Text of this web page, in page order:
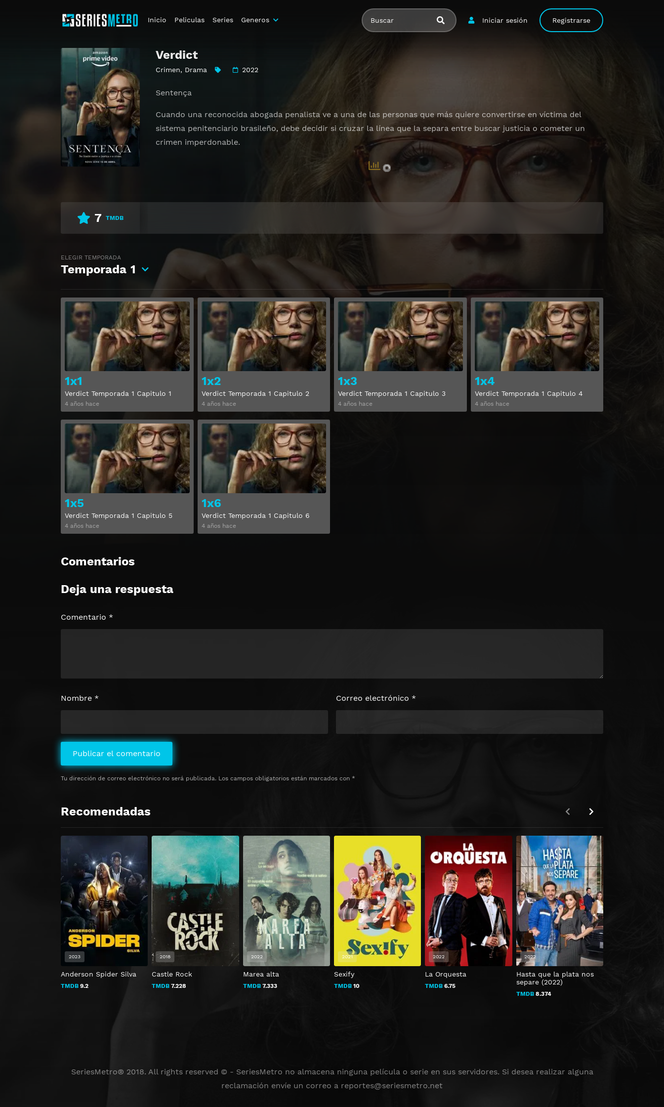
Iniciar sesión Registrarse
Inicio Peliculas Series Generos
Verdict
Crimen, Drama 2022
Sentença
Cuando una reconocida abogada penalista ve a una de las personas que más quiere convertirse en víctima del
sistema penitenciario brasileño, debe decidir si cruzar la línea que la separa entre buscar justicia o cometer un
crimen imperdonable.
7 TMDB
ELEGIR TEMPORADA
Temporada 1
1x1
Verdict Temporada 1 Capitulo 1
4 años hace
Ver
1x2
Verdict Temporada 1 Capitulo 2
4 años hace
Ver
1x3
Verdict Temporada 1 Capitulo 3
4 años hace
Ver
1x4
Verdict Temporada 1 Capitulo 4
4 años hace
1x5
Verdict Temporada 1 Capitulo 5
4 años hace
Ver
1x6
Verdict Temporada 1 Capitulo 6
4 años hace
Comentarios
Deja una respuesta
Tu dirección de correo electrónico no será publicada. Los campos obligatorios están marcados con *
Comentario *
Nombre * Correo electrónico *
Recomendadas
Anderson Spider Silva
TMDB 9.2
2023
Castle Rock
TMDB 7.228
2018
Marea alta
TMDB7.333
2022
Sexify
TMDB10
2021
La Orquesta
TMDB 6.75
2022
Hasta que la plata nos
separe (2022)
TMDB8.374
2022
SeriesMetro® 2018. All rights reserved © - SeriesMetro no almacena ninguna película o serie en sus servidores. Si desea realizar alguna
reclamación envíe un correo a reportes@seriesmetro.net